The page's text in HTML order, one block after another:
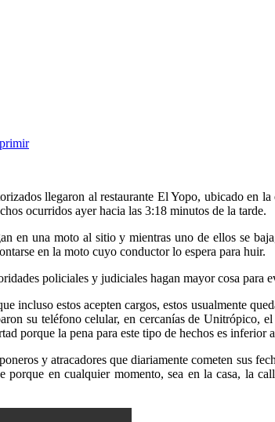
llegaron al restaurante El Yopo, ubicado en
ocurridos ayer hacia las 3:18 minutos de la tarde.
en una moto al sitio y mientras uno de ellos se
en la moto cuyo conductor lo espera para huir.
policiales y judiciales hagan mayor cosa para
incluso estos acepten cargos, estos usualmente
su teléfono celular, en cercanías de Unitrópico,
porque la pena para este tipo de hechos es inferior
y atracadores que diariamente cometen sus
en cualquier momento, sea en la casa, la